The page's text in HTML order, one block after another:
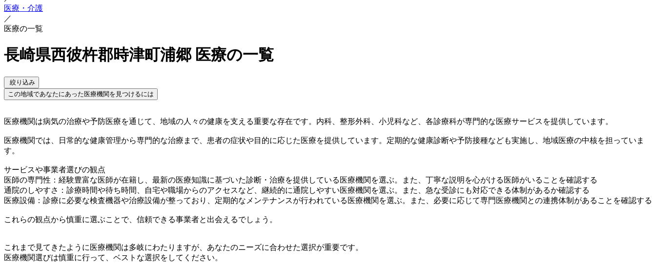
医療・介護
／
医療の一覧
長崎県西彼杵郡時津町浦郷 医療の一覧
絞り込み
この地域であなたにあった医療機関を見つけるには
医療機関は病気の治療や予防医療を通じて、地域の人々の健康を支える重要な存在です。内科、整形外科、小児科など、各診療科が専門的な医療サービスを提供しています。
医療機関では、日常的な健康管理から専門的な治療まで、患者の症状や目的に応じた医療を提供しています。定期的な健康診断や予防接種なども実施し、地域医療の中核を担っていま
す。
サービスや事業者選びの観点
医師の専門性：経験豊富な医師が在籍し、最新の医療知識に基づいた診断・治療を提供している医療機関を選ぶ。また、丁寧な説明を心がける医師がいることを確認する
通院のしやすさ：診療時間や待ち時間、自宅や職場からのアクセスなど、継続的に通院しやすい医療機関を選ぶ。また、急な受診にも対応できる体制があるか確認する
医療設備：診療に必要な検査機器や治療設備が整っており、定期的なメンテナンスが行われている医療機関を選ぶ。また、必要に応じて専門医療機関との連携体制があることを確認する
これらの観点から慎重に選ぶことで、信頼できる事業者と出会えるでしょう。
これまで見てきたように医療機関は多岐にわたりますが、あなたのニーズに合わせた選択が重要です。
医療機関選びは慎重に行って、ベストな選択をしてください。